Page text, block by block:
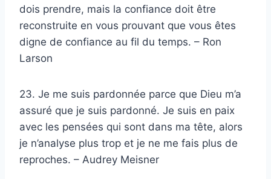
dois prendre, mais la confiance doit être
reconstruite en vous prouvant que vous êtes
digne de confiance au fil du temps. – Ron
Larson
23. Je me suis pardonnée parce que Dieu m’a
assuré que je suis pardonné. Je suis en paix
avec les pensées qui sont dans ma tête, alors
je n’analyse plus trop et je ne me fais plus de
reproches. – Audrey Meisner